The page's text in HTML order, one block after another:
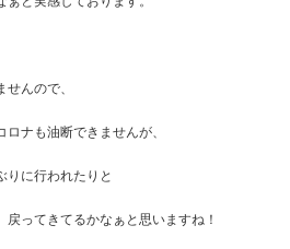
んので、
ナも油断できませんが、
りに行われたりと
ってきてるかなぁと思いますね！